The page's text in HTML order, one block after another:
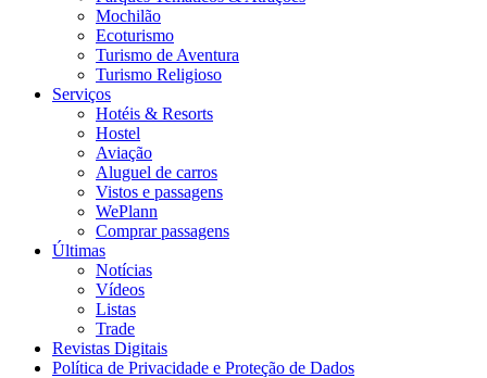
Mochilão
Ecoturismo
Turismo de Aventura
Turismo Religioso
Serviços
Hotéis & Resorts
Hostel
Aviação
Aluguel de carros
Vistos e passagens
WePlann
Comprar passagens
Últimas
Notícias
Vídeos
Listas
Trade
Revistas Digitais
Política de Privacidade e Proteção de Dados